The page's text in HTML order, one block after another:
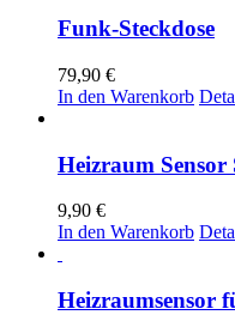
Funk-Steckdose
79,90 €
In den Warenkorb
Heizraum
9,90 €
In den Warenkorb
Heizraumsensor